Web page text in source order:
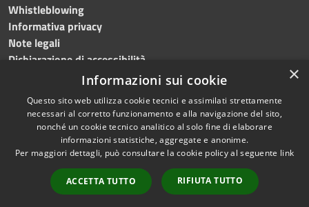
Whistleblowing
Informativa privacy
Note legali
Dichiarazione di accessibilità
Accessibilità
Privacy
Mappa del sito
Copyright © 2024Comune
di Brembate di Sopra
Powered by
Municipium •Accesso
redazione
×
Informazioni sui cookie
Questo sito web utilizza cookie tecnici e assimilati strettamente
necessari al corretto funzionamento e alla navigazione del sito,
nonché un cookie tecnico analitico al solo fine di elaborare
informazioni statistiche, aggregate e anonime.
Per maggiori dettagli, può consultare la cookie policy al seguente link
ACCETTA TUTTO RIFIUTA TUTTO